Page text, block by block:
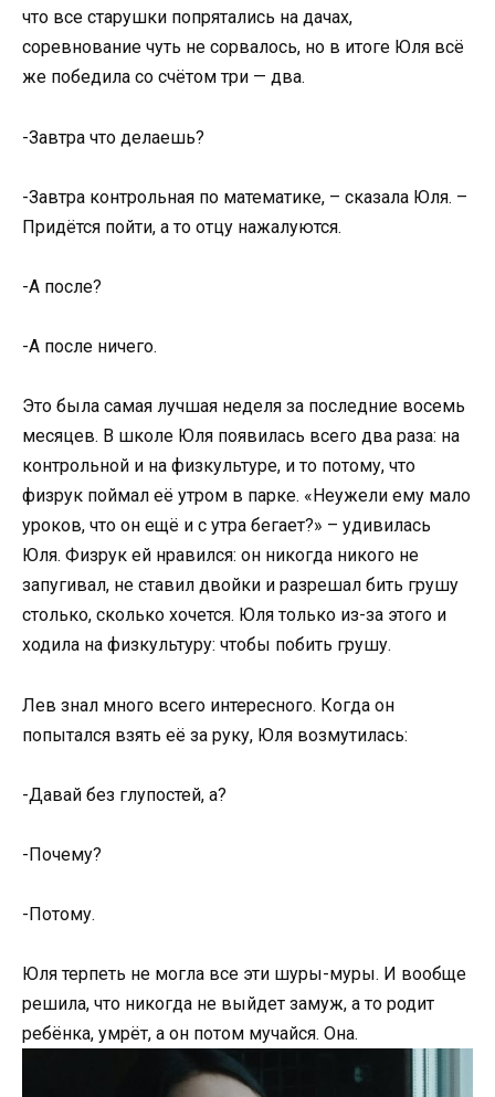
что все старушки попрятались на дачах,
соревнование чуть не сорвалось, но в итоге Юля всё
же победила со счётом три — два.
-Завтра что делаешь?
-Завтра контрольная по математике, – сказала Юля. –
Придётся пойти, а то отцу нажалуются.
-А после?
-А после ничего.
Это была самая лучшая неделя за последние восемь
месяцев. В школе Юля появилась всего два раза: на
контрольной и на физкультуре, и то потому, что
физрук поймал её утром в парке. «Неужели ему мало
уроков, что он ещё и с утра бегает?» – удивилась
Юля. Физрук ей нравился: он никогда никого не
запугивал, не ставил двойки и разрешал бить грушу
столько, сколько хочется. Юля только из-за этого и
ходила на физкультуру: чтобы побить грушу.
Лев знал много всего интересного. Когда он
попытался взять её за руку, Юля возмутилась:
-Давай без глупостей, а?
-Почему?
-Потому.
Юля терпеть не могла все эти шуры-муры. И вообще
решила, что никогда не выйдет замуж, а то родит
ребёнка, умрёт, а он потом мучайся. Она.